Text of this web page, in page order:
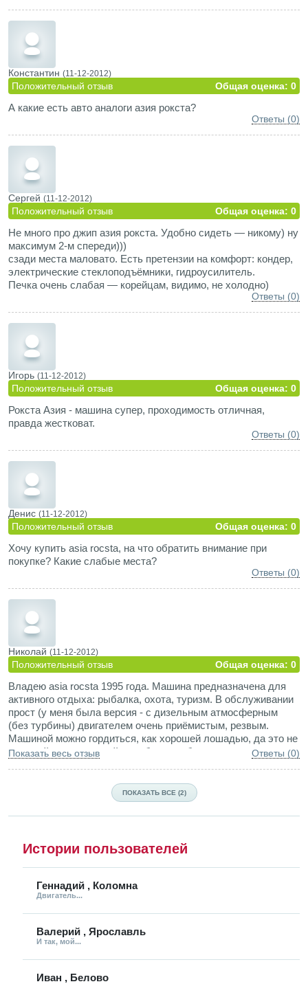
Константин (11-12-2012)
Положительный отзыв Общая оценка: 0
А какие есть авто аналоги азия рокста?
Ответы (0)
Сергей (11-12-2012)
Положительный отзыв Общая оценка: 0
Не много про джип азия рокста. Удобно сидеть — никому) ну
максимум 2-м спереди)))
сзади места маловато. Есть претензии на комфорт: кондер,
электрические стеклоподъёмники, гидроусилитель.
Печка очень слабая — корейцам, видимо, не холодно)
Ответы (0)
Игорь (11-12-2012)
Положительный отзыв Общая оценка: 0
Рокста Азия - машина супер, проходимость отличная,
правда жестковат.
Ответы (0)
Денис (11-12-2012)
Положительный отзыв Общая оценка: 0
Хочу купить asia rocsta, на что обратить внимание при
покупке? Какие слабые места?
Ответы (0)
Николай (11-12-2012)
Положительный отзыв Общая оценка: 0
Владею asia rocsta 1995 года. Машина предназначена для
активного отдыха: рыбалка, охота, туризм. В обслуживании
прост (у меня была версия - с дизельным атмосферным
(без турбины) двигателем очень приёмистым, резвым.
Машиной можно гордиться, как хорошей лошадью, да это не
элитный дорогостящий жеребец, это больше похожа на
проходимостью, и скромностью в посвседневной
эксплуатации. При этом имеет самый стандартный
передачь набора передачь полноразмерного джипа, в своих
Мечта любого мальчишки, но в этой машине в наличии и
практичность взрослого человека.
Показать весь отзыв Ответы (0)
ПОКАЗАТЬ ВСЕ (2)
Истории пользователей
Геннадий , Коломна
Двигатель...
Валерий , Ярославль
И так, мой...
Иван , Белово